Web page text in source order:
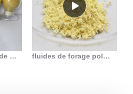
Meilleures ventes de polyacrylamide anionique pour les champs pétrolifères et le forage fluides de forage polyacrylamide anionique en Belgique